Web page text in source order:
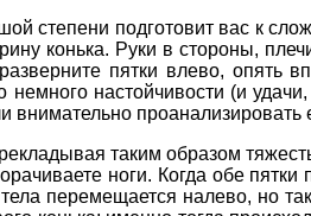
степени подготовит вас к
конька. Руки в стороны,
пятки влево, опять
настойчивости (и
внимательно проанализировать
таким образом
ноги. Когда обе
перемещается налево, но